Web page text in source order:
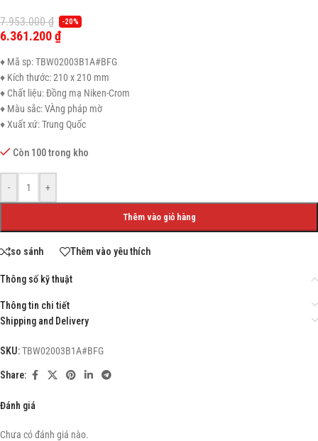
7.953.000₫ -20%
6.361.200₫
♦ Mã sp: TBW02003B1A#BFG
♦ Kích thước: 210 x 210 mm
♦ Chất liệu: Đồng mạ Niken-Crom
♦ Màu sắc: VÀng pháp mờ
♦ Xuất xứ: Trung Quốc
Còn 100 trong kho
- +
Thêm vào giỏ hàng
so sánh Thêm vào yêu thích
Thông số kỹ thuật
Thông tin chi tiết
Shipping and Delivery
SKU:TBW02003B1A#BFG
Share:
Đánh giá
Chưa có đánh giá nào.